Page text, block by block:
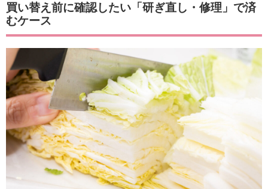
買い替え前に確認したい「研ぎ直し・修理」で済
むケース